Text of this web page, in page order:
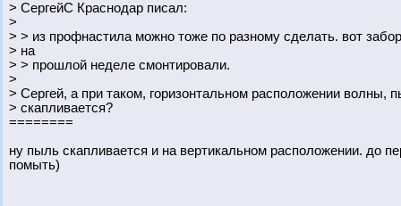
> СергейС Краснодар писал:
>
> > из профнастила можно тоже по разному сделать. вот
> на
> > прошлой неделе смонтировали.
>
> Сергей, а при таком, горизонтальном расположении волны,
> скапливается?
========
ну пыль скапливается и на вертикальном расположении. до
помыть)